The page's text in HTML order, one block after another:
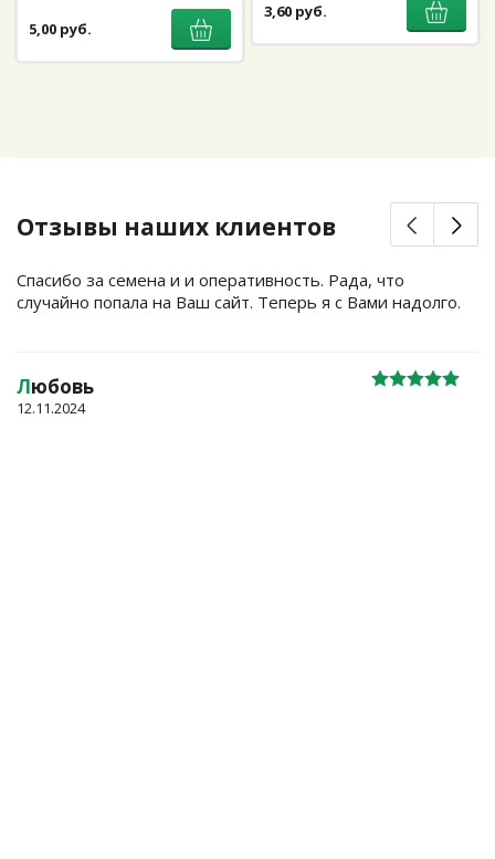
5,00 руб.
3,60 руб.
Отзывы наших клиентов
Спасибо за семена и и оперативность. Рада, что
случайно попала на Ваш сайт. Теперь я с Вами надолго.
Любовь
12.11.2024